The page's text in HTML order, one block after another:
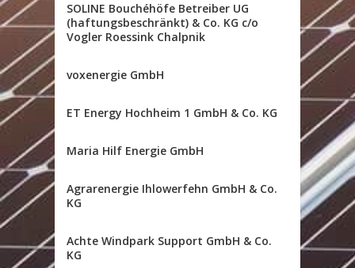
SOLINE Bouchéhöfe Betreiber UG
(haftungsbeschränkt) & Co. KG c/o
Vogler Roessink Chalpnik
voxenergie GmbH
ET Energy Hochheim 1 GmbH & Co. KG
Maria Hilf Energie GmbH
Agrarenergie Ihlowerfehn GmbH & Co.
KG
Achte Windpark Support GmbH & Co.
KG